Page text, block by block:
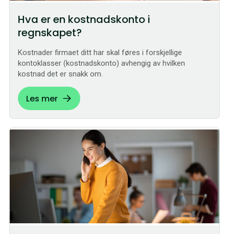
Hva er en kostnadskonto i
regnskapet?
Kostnader firmaet ditt har skal føres i forskjellige
kontoklasser (kostnadskonto) avhengig av hvilken
kostnad det er snakk om.
Les mer